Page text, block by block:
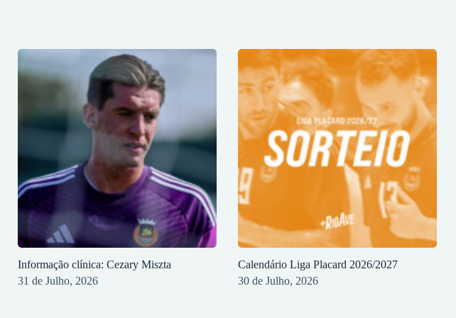
Informação clínica: Cezary Miszta
31 de Julho, 2026
Calendário Liga Placard 2026/2027
30 de Julho, 2026